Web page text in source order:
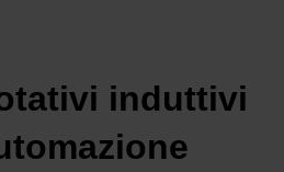
induttivi